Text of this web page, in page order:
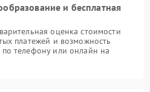
и бесплатная
оценка стоимости
платежей и возможность
по телефону или онлайн на